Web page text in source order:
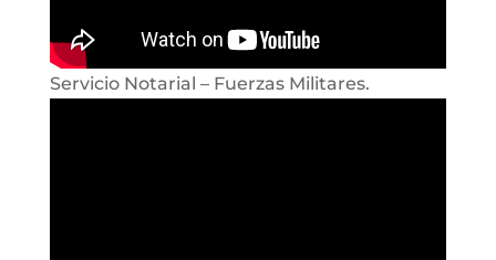
Servicio Notarial – Fuerzas Militares.